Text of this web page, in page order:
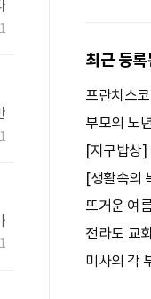
최근 등
프란치스
부모의 노
침
[지구밥상]
식
[생활속의
뜨거운 여
전라도 교
교자들
미사의 각